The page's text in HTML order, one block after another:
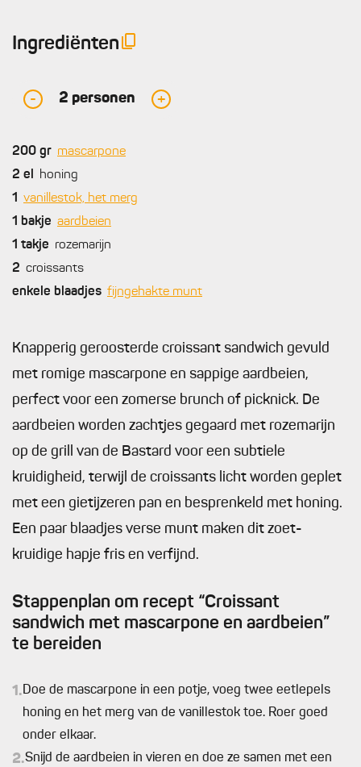
Ingrediënten
- 2 personen +
200 gr mascarpone
2 el
honing
1
vanillestok, het merg
1 bakje aardbeien
1 takje rozemarijn
2 croissants
enkele blaadjes fijngehakte munt
Knapperig geroosterde croissant sandwich gevuld
met romige mascarpone en sappige aardbeien,
perfect voor een zomerse brunch of picknick. De
aardbeien worden zachtjes gegaard met rozemarijn
op de grill van de Bastard voor een subtiele
kruidigheid, terwijl de croissants licht worden geplet
met een gietijzeren pan en besprenkeld met honing.
Een paar blaadjes verse munt maken dit zoet-
kruidige hapje fris en verfijnd.
Stappenplan om recept “Croissant
sandwich met mascarpone en aardbeien”
te bereiden
1.Doe de mascarpone in een potje, voeg twee eetlepels
honing en het merg van de vanillestok toe. Roer goed
onder elkaar.
2.Snijd de aardbeien in vieren en doe ze samen met een